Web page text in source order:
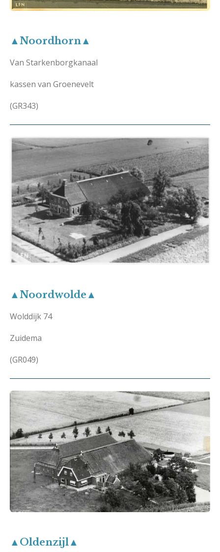
▲Noordhorn▲
Van Starkenborgkanaal
kassen van Groenevelt
(GR343)
▲Noordwolde▲
Wolddijk 74
Zuidema
(GR049)
▲Oldenzijl▲